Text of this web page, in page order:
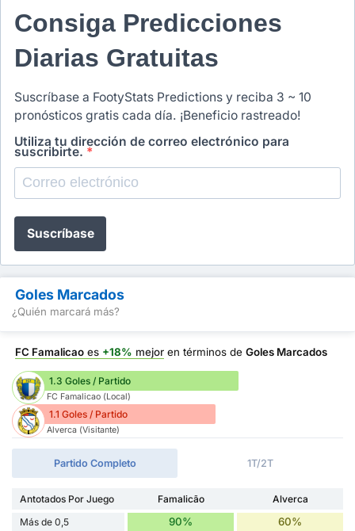
Consiga Predicciones
Diarias Gratuitas
Suscríbase a FootyStats Predictions y reciba 3 ~ 10
pronósticos gratis cada día. ¡Beneficio rastreado!
Utiliza tu dirección de correo electrónico para
suscribirte. *
Suscríbase
Goles Marcados
¿Quién marcará más?
FC Famalicao es +18% mejor en términos de Goles Marcados
1.3 Goles / Partido
FC Famalicao (Local)
1.1 Goles / Partido
Alverca (Visitante)
Partido Completo 1T/2T
Antotados Por Juego Famalicão
Alverca
Más de 0,5
90% 60%